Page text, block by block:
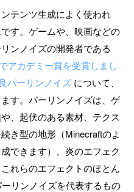
テンツ生成によく使われ
す。ゲームや、映画などの
ンノイズの開発者である
アカデミー賞を受賞しまし
パーリンノイズ について、
す。パーリンノイズは、ゲ
、起伏のある素材、テクス
き型の地形（Minecraftのよ
できます）、炎のエフェク
れらのエフェクトのほとん
リンノイズを代表するもの